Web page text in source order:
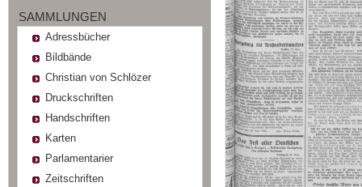
SAMMLUNGEN
Adressbücher
Bildbände
Christian von Schlözer
Druckschriften
Handschriften
Karten
Parlamentarier
Zeitschriften